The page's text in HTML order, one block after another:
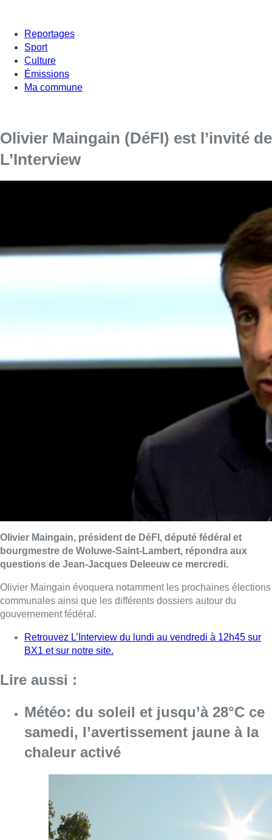
Reportages
Sport
Culture
Émissions
Ma commune
Olivier Maingain (DéFI) est l’invité de
L’Interview
Olivier Maingain, président de DéFI, député fédéral et
bourgmestre de Woluwe-Saint-Lambert, répondra aux
questions de Jean-Jacques Deleeuw ce mercredi.
Olivier Maingain évoquera notamment les prochaines élections
communales ainsi que les différents dossiers autour du
gouvernement fédéral.
Retrouvez L’Interview du lundi au vendredi à 12h45 sur
BX1 et sur notre site.
Lire aussi :
Météo: du soleil et jusqu’à 28°C ce
samedi, l’avertissement jaune à la
chaleur activé